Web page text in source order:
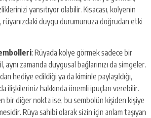
yansıtıyor olabilir. Kısacası, kolyenin
duygu durumunuza doğrudan etki
: Rüyada kolye görmek sadece bir
aynı zamanda duygusal bağlarınızı da simgeler.
hediye edildiği ya da kiminle paylaşıldığı,
ilişkileriniz hakkında önemli ipuçları verebilir.
bir diğer nokta ise, bu sembolün kişiden kişiye
Rüya sahibi olarak sizin için anlam taşıyan